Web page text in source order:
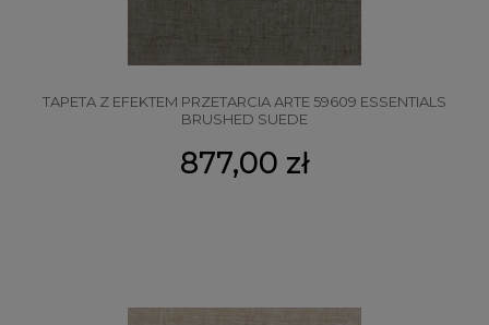
TAPETA Z EFEKTEM PRZETARCIA ARTE 59609 ESSENTIALS
BRUSHED SUEDE
877,00 zł